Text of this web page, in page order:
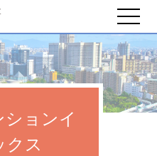
ョンイ
クス